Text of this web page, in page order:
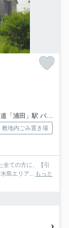
分 下電バス「福田南中学校前」 停歩4分
敷地内ごみ置き場
全ての方に、【引
島エリア...
もっと